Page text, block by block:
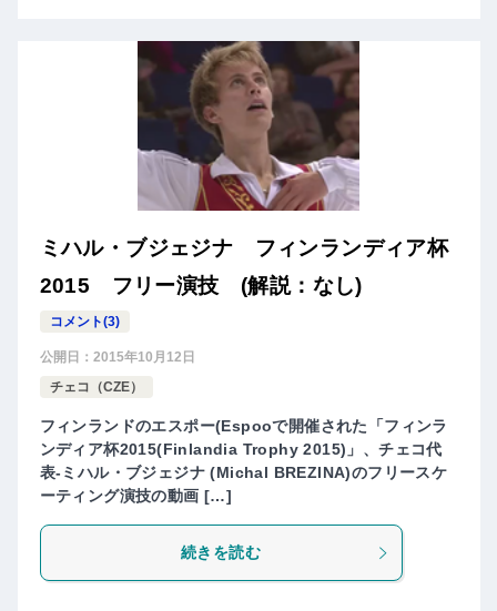
ミハル・ブジェジナ フィンランディア杯
2015 フリー演技 (解説：なし)
コメント(3)
公開日： 2015年10月12日
チェコ（CZE）
フィンランドのエスポー(Espooで開催された「フィンラ
ンディア杯2015(Finlandia Trophy 2015)」、チェコ代
表-ミハル・ブジェジナ (Michal BREZINA)のフリースケ
ーティング演技の動画 […]
続きを読む